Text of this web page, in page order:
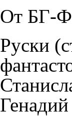
От БГ-
Руски